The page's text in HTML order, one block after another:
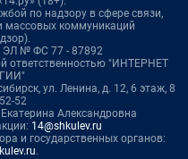
по надзору в сфере связи,
массовых коммуникаций
ЭЛ № ФС 77 - 87892
ответственностью "ИНТЕРНЕТ
ул. Ленина, д. 12, 6 этаж, 8
52
Александровна
14@shkulev.ru
и государственных органов:
.